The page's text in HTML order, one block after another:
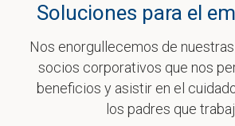
Soluciones para el
Nos enorgullecemos de
socios corporativos que nos
beneficios y asistir en el
los padres que